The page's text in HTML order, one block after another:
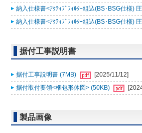
納入仕様書<ｱｸﾃｨﾌﾞﾌｨﾙﾀｰ組込(BS･BSG仕様)
納入仕様書<ｱｸﾃｨﾌﾞﾌｨﾙﾀｰ組込(BS･BSG仕様)
据付工事説明書
据付工事説明書 (7MB)
[2025/11/12]
据付取付要領<梱包形体図> (50KB)
製品画像